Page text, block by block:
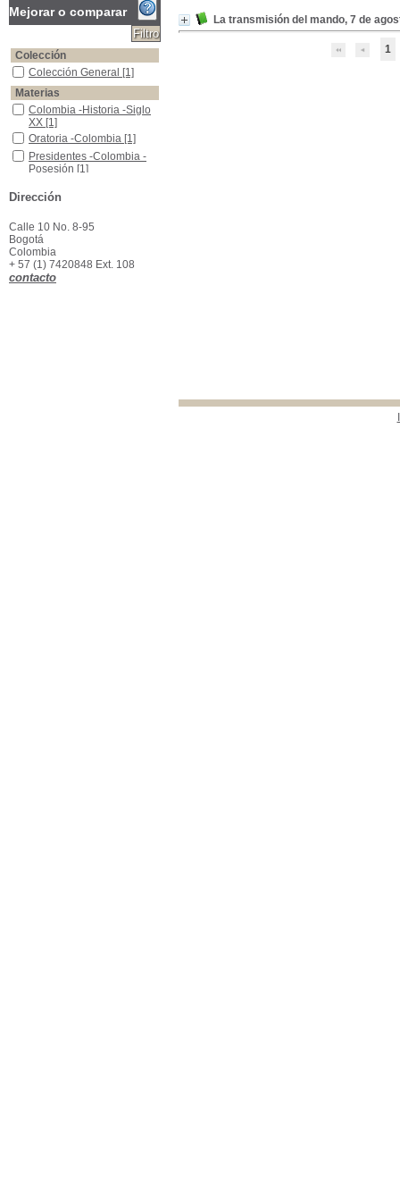
La transmisión del mando, 7 de
1
Mejorar o comparar
Colección
Colección General
Colección General [1]
Materias
Colombia -Historia -Siglo XX
Colombia -Historia -Siglo
XX [1]
Oratoria -Colombia
Oratoria -Colombia [1]
Presidentes -Colombia - Posesión
Presidentes -Colombia -
Posesión [1]
Dirección
Calle 10 No. 8-95
Bogotá
Colombia
+ 57 (1) 7420848 Ext. 108
contacto